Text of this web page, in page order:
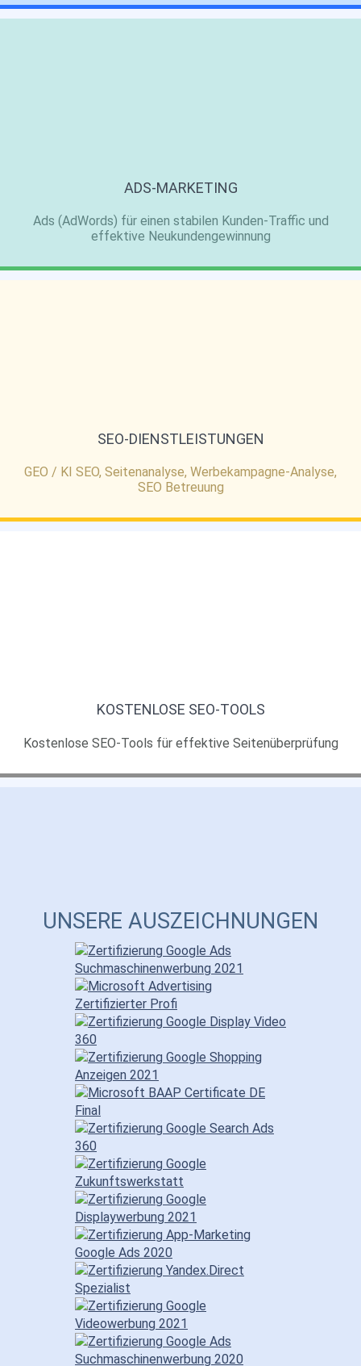
ADS-MARKETING
Ads (AdWords) für einen stabilen Kunden-Traffic und
effektive Neukundengewinnung
SEO-DIENSTLEISTUNGEN
GEO / KI SEO, Seitenanalyse, Werbekampagne-Analyse,
SEO Betreuung
KOSTENLOSE SEO-TOOLS
Kostenlose SEO-Tools für effektive Seitenüberprüfung
UNSERE AUSZEICHNUNGEN